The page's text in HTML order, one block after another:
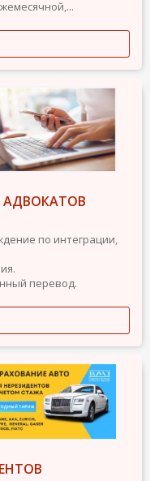
по интеграции,
перевод.